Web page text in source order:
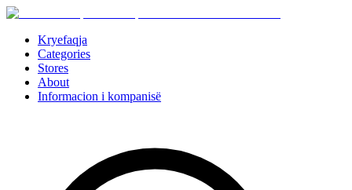
Kryefaqja
Categories
Stores
About
Informacion i kompanisë